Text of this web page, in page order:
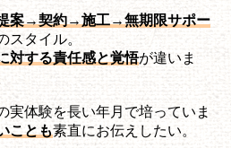
提案→契約→施工→無期限サポー
スタイル。
対する責任感と覚悟が違いま
実体験を長い年月で培っていま
ことも素直にお伝えしたい。